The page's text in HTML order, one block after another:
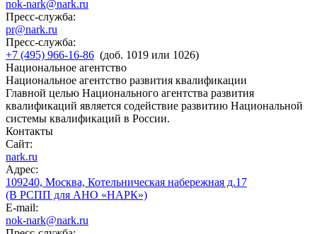
nok-nark@nark.ru
Пресс-служба:
pr@nark.ru
Пресс-служба:
+7 (495) 966-16-86 (доб. 1019 или 1026)
Национальное агентство
Национальное агентство развития квалификации
Главной целью Национального агентства развития
квалификаций является содействие развитию Национальной
системы квалификаций в России.
Контакты
Сайт:
nark.ru
Адрес:
109240, Москва, Котельническая набережная д.17
(В РСПП для АНО «НАРК»)
E-mail:
nok-nark@nark.ru